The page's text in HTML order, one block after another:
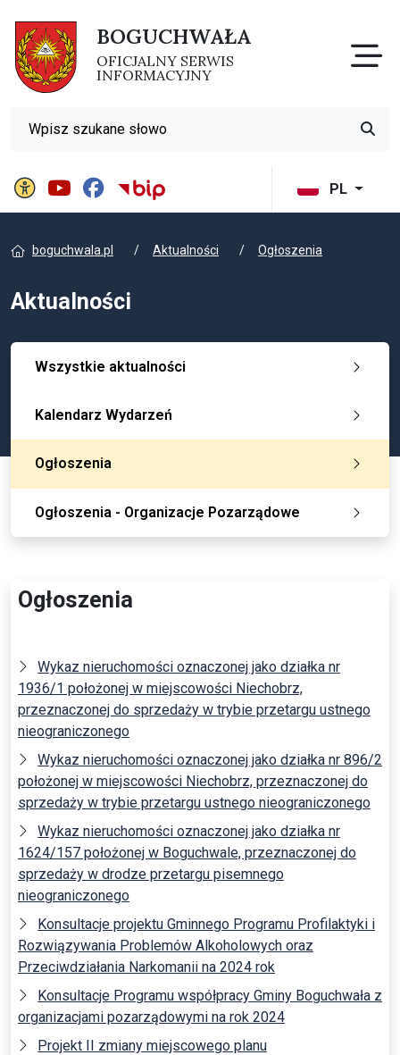
BOGUCHWAŁA
OFICJALNY SERWIS
INFORMACYJNY
PL
Panel ustawień witrynyBIP Gminy Boguchwała
Wyszukiwarka
boguchwala.pl Aktualności Ogłoszenia
Aktualności
Wszystkie aktualności
Kalendarz Wydarzeń
Ogłoszenia
Ogłoszenia - Organizacje Pozarządowe
Ogłoszenia
Wykaz nieruchomości oznaczonej jako działka nr
1936/1 położonej w miejscowości Niechobrz,
przeznaczonej do sprzedaży w trybie przetargu ustnego
nieograniczonego
Wykaz nieruchomości oznaczonej jako działka nr 896/2
położonej w miejscowości Niechobrz, przeznaczonej do
sprzedaży w trybie przetargu ustnego nieograniczonego
Wykaz nieruchomości oznaczonej jako działka nr
1624/157 położonej w Boguchwale, przeznaczonej do
sprzedaży w drodze przetargu pisemnego
nieograniczonego
Konsultacje projektu Gminnego Programu Profilaktyki i
Rozwiązywania Problemów Alkoholowych oraz
Przeciwdziałania Narkomanii na 2024 rok
Konsultacje Programu współpracy Gminy Boguchwała z
organizacjami pozarządowymi na rok 2024
Projekt II zmiany miejscowego planu